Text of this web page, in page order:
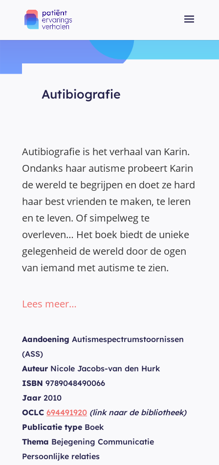
Autibiografie
Autibiografie is het verhaal van Karin.
Ondanks haar autisme probeert Karin
de wereld te begrijpen en doet ze hard
haar best vrienden te maken, te leren
en te leven. Of simpelweg te
overleven… Het boek biedt de unieke
gelegenheid de wereld door de ogen
van iemand met autisme te zien.
Lees meer…
Aandoening Autismespectrumstoornissen
(ASS)
Auteur Nicole Jacobs-van den Hurk
ISBN 9789048490066
Jaar 2010
OCLC 694491920 (link naar de bibliotheek)
Publicatie type Boek
Thema Bejegening Communicatie
Persoonlijke relaties